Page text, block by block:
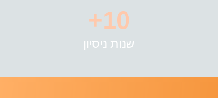
10+
שנות ניסיון